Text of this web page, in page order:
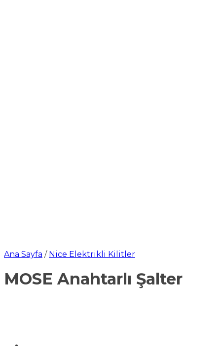
Ana Sayfa / Nice Elektrikli Kilitler
MOSE Anahtarlı Şalter